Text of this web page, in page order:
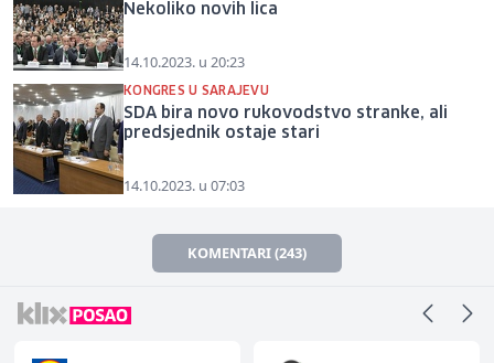
Nekoliko novih lica
14.10.2023. u 20:23
KONGRES U SARAJEVU
SDA bira novo rukovodstvo stranke, ali
predsjednik ostaje stari
14.10.2023. u 07:03
KOMENTARI (243)